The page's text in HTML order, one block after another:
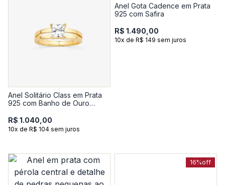
Anel Solitário Class em Prata
925 com Banho de Ouro
R$ 1.040,00
10x de R$ 104 sem juros
Anel Gota Cadence em Prata
925 com Safira
R$ 1.490,00
10x de R$ 149 sem juros
16%off